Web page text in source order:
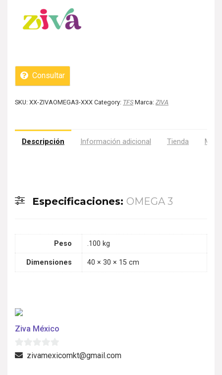
Consultar
SKU: XX-ZIVAOMEGA3-XXX Category: TFS Marca: ZIVA
Descripción Información adicional Tienda Más
Especificaciones: OMEGA 3
Peso .100 kg
Dimensiones 40 × 30 × 15 cm
Ziva México
0
zivamexicomkt@gmail.com